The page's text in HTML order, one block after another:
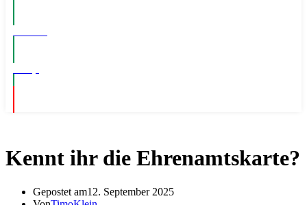
Kennt ihr die Ehrenamtskarte?
Gepostet am12. September 2025